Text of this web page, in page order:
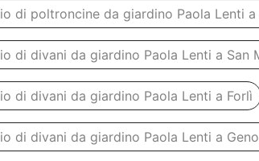
di poltroncine da giardino Paola Lenti a
di divani da giardino Paola Lenti a San
di divani da giardino Paola Lenti a Forlì
di divani da giardino Paola Lenti a